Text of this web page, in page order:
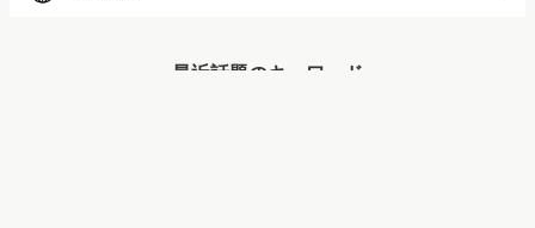
最近話題のキーワード